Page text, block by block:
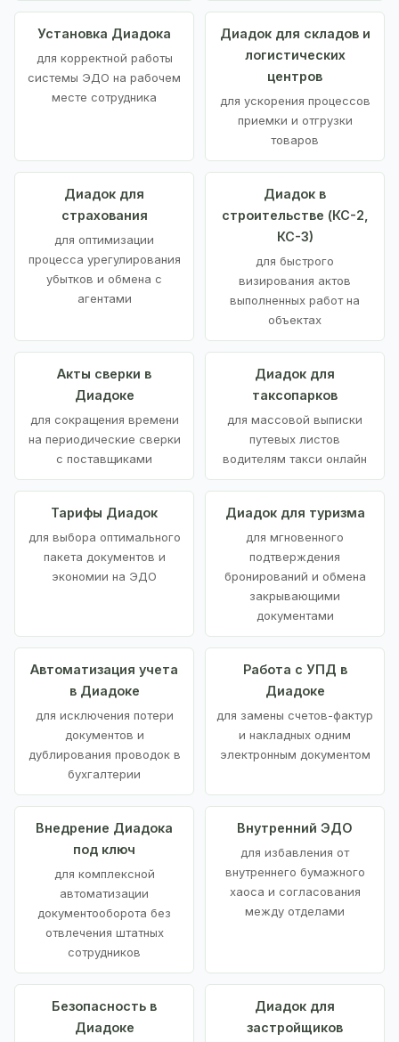
Установка Диадока
для корректной работы
системы ЭДО на рабочем
месте сотрудника
Диадок для складов и
логистических
центров
для ускорения процессов
приемки и отгрузки
товаров
Диадок для
страхования
для оптимизации
процесса урегулирования
убытков и обмена с
агентами
Диадок в
строительстве (КС-2,
КС-3)
для быстрого
визирования актов
выполненных работ на
объектах
Акты сверки в
Диадоке
для сокращения времени
на периодические сверки
с поставщиками
Диадок для
таксопарков
для массовой выписки
путевых листов
водителям такси онлайн
Тарифы Диадок
для выбора оптимального
пакета документов и
экономии на ЭДО
Диадок для туризма
для мгновенного
подтверждения
бронирований и обмена
закрывающими
документами
Автоматизация учета
в Диадоке
для исключения потери
документов и
дублирования проводок в
бухгалтерии
Работа с УПД в
Диадоке
для замены счетов-фактур
и накладных одним
электронным документом
Внедрение Диадока
под ключ
для комплексной
автоматизации
документооборота без
отвлечения штатных
сотрудников
Внутренний ЭДО
для избавления от
внутреннего бумажного
хаоса и согласования
между отделами
Безопасность в
Диадоке
Диадок для
застройщиков